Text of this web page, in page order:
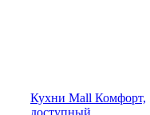
Кухни Mall Комфорт,